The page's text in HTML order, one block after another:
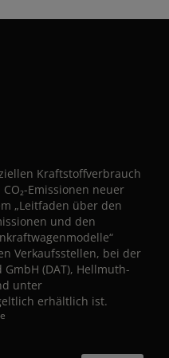
Kraftstoffverbrauch
Emissionen neuer
„Leitfaden über den
und den
Verkaufsstellen, bei der
(DAT), Hellmuth-
unter
erhältlich ist.